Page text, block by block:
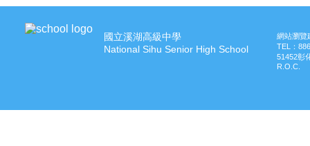
國立溪湖高級中學
National Sihu Senior High School
網站瀏覽
TEL：
51452彰
R.O.C.